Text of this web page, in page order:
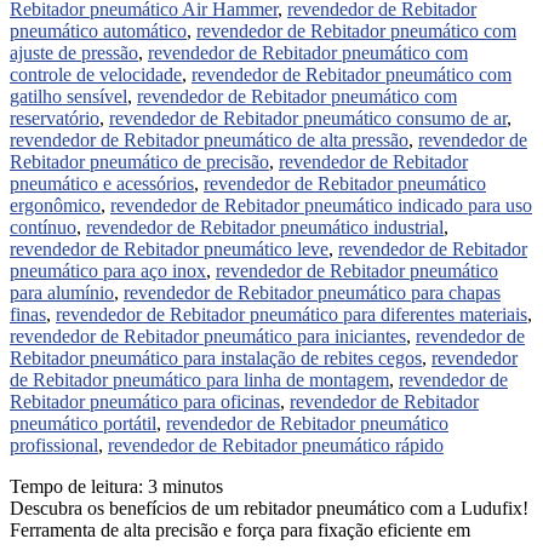
Rebitador pneumático Air Hammer, revendedor de Rebitador
pneumático automático, revendedor de Rebitador pneumático com
ajuste de pressão, revendedor de Rebitador pneumático com
controle de velocidade, revendedor de Rebitador pneumático com
gatilho sensível, revendedor de Rebitador pneumático com
reservatório, revendedor de Rebitador pneumático consumo de ar,
revendedor de Rebitador pneumático de alta pressão, revendedor de
Rebitador pneumático de precisão, revendedor de Rebitador
pneumático e acessórios, revendedor de Rebitador pneumático
ergonômico, revendedor de Rebitador pneumático indicado para uso
contínuo, revendedor de Rebitador pneumático industrial,
revendedor de Rebitador pneumático leve, revendedor de Rebitador
pneumático para aço inox, revendedor de Rebitador pneumático
para alumínio, revendedor de Rebitador pneumático para chapas
finas, revendedor de Rebitador pneumático para diferentes materiais,
revendedor de Rebitador pneumático para iniciantes, revendedor de
Rebitador pneumático para instalação de rebites cegos, revendedor
de Rebitador pneumático para linha de montagem, revendedor de
Rebitador pneumático para oficinas, revendedor de Rebitador
pneumático portátil, revendedor de Rebitador pneumático
profissional, revendedor de Rebitador pneumático rápido
Tempo de leitura: 3 minutos
Descubra os benefícios de um rebitador pneumático com a Ludufix!
Ferramenta de alta precisão e força para fixação eficiente em